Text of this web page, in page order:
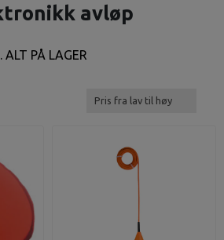
avløp
ALT PÅ LAGER